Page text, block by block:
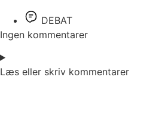
DEBAT
Ingen kommentarer
Læs eller skriv kommentarer